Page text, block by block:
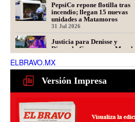
PepsiCo repone flotilla tras
incendio; llegan 15 nuevas
unidades a Matamoros
31 Jul 2026
Justicia para Denisse y
Dinorah: Convocan a Marcha
Asesinadas
31 Jul 2026
Tamaulipas alista nuevo plan
para recuperar exportaciones
de ganado
ELBRAVO.MX
Versión Impresa